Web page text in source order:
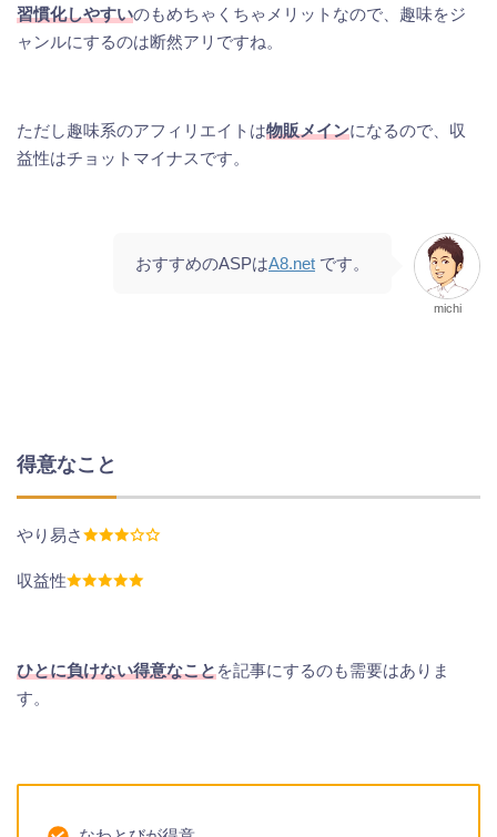
習慣化しやすいのもめちゃくちゃメリットなので、趣味をジ
ャンルにするのは断然アリですね。
ただし趣味系のアフィリエイトは物販メインになるので、収
益性はチョットマイナスです。
おすすめのASPはA8.net です。
michi
得意なこと
やり易さ
収益性
ひとに負けない得意なことを記事にするのも需要はありま
す。